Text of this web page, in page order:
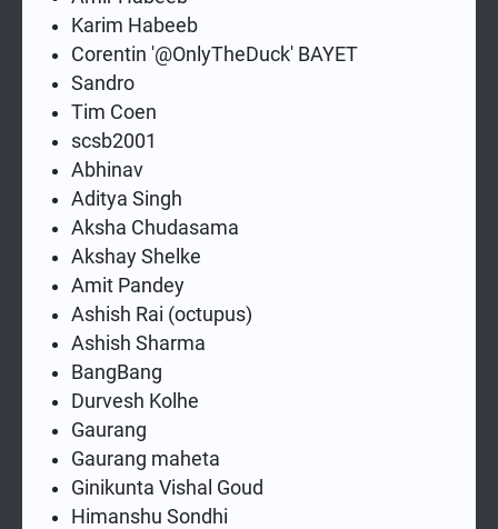
Karim Habeeb
Corentin '@OnlyTheDuck' BAYET
Sandro
Tim Coen
scsb2001
Abhinav
Aditya Singh
Aksha Chudasama
Akshay Shelke
Amit Pandey
Ashish Rai (octupus)
Ashish Sharma
BangBang
Durvesh Kolhe
Gaurang
Gaurang maheta
Ginikunta Vishal Goud
Himanshu Sondhi